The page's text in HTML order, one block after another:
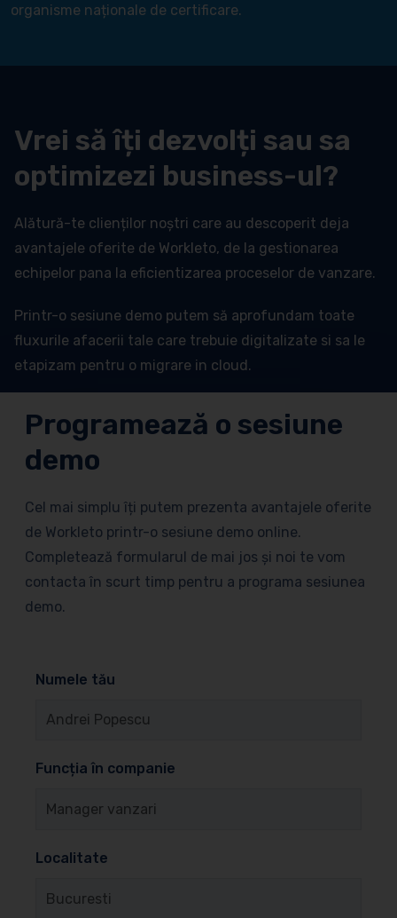
organisme naționale de certificare.
Vrei să îți dezvolți sau sa
optimizezi business-ul?
Alătură-te clienților noștri care au descoperit deja
avantajele oferite de Workleto, de la gestionarea
echipelor pana la eficientizarea proceselor de vanzare.
Printr-o sesiune demo putem să aprofundam toate
fluxurile afacerii tale care trebuie digitalizate si sa le
etapizam pentru o migrare in cloud.
Programează o sesiune
demo
Cel mai simplu îți putem prezenta avantajele oferite
de Workleto printr-o sesiune demo online.
Completează formularul de mai jos și noi te vom
contacta în scurt timp pentru a programa sesiunea
demo.
Numele tău
Funcția în companie
Localitate